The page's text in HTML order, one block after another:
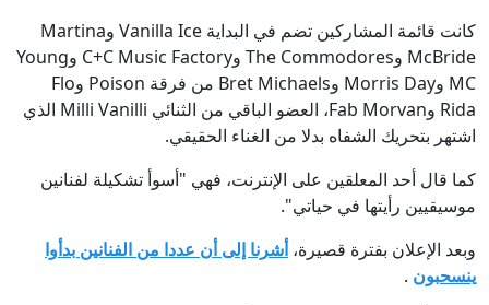
كانت قائمة المشاركين تضم في البداية Vanilla Ice وMartina
McBride وThe Commodores وC+C Music Factory وYoung
MC وMorris Day وBret Michaels من فرقة Poison وFlo
Rida وFab Morvan، العضو الباقي من الثنائي Milli Vanilli الذي
اشتهر بتحريك الشفاه بدلا من الغناء الحقيقي.
كما قال أحد المعلقين على الإنترنت، فهي "أسوأ تشكيلة لفنانين
موسيقيين رأيتها في حياتي".
وبعد الإعلان بفترة قصيرة،أشرنا إلى أن عددا من الفنانين بدأوا
ينسحبون .